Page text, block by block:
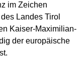
im Zeichen
Landes Tirol
Kaiser-Maximilian-
der europäische